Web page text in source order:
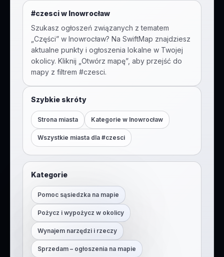
#czesciw Inowrocław
Szukasz ogłoszeń związanych z tematem
Części” w Inowrocław? Na SwiftMap znajdziesz
aktualne punkty i ogłoszenia lokalne w Twojej
okolicy. Kliknij „Otwórz mapę”, aby przejść do
mapy z filtrem #czesci.
Szybkie skróty
Strona miasta Kategorie w Inowrocław
Wszystkie miasta dla #czesci
Kategorie
Pomoc sąsiedzka na mapie
Pożycz i wypożycz w okolicy
Wynajem narzędzi i rzeczy
Sprzedam – ogłoszenia na mapie